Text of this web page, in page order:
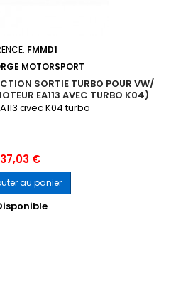
FMMD1
MOTORSPORT
SORTIE TURBO POUR VW/
EA113 AVEC TURBO K04)
avec K04 turbo
€
au panier